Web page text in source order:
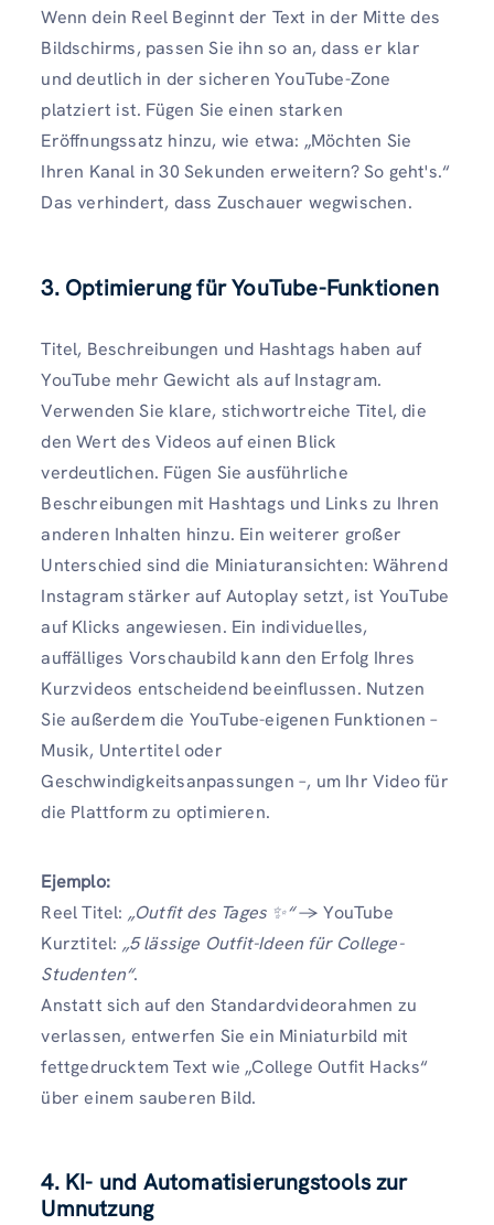
Wenn dein Reel Beginnt der Text in der Mitte des
Bildschirms, passen Sie ihn so an, dass er klar
und deutlich in der sicheren YouTube-Zone
platziert ist. Fügen Sie einen starken
Eröffnungssatz hinzu, wie etwa: „Möchten Sie
Ihren Kanal in 30 Sekunden erweitern? So geht's.“
Das verhindert, dass Zuschauer wegwischen.
3. Optimierung für YouTube-Funktionen
Titel, Beschreibungen und Hashtags haben auf
YouTube mehr Gewicht als auf Instagram.
Verwenden Sie klare, stichwortreiche Titel, die
den Wert des Videos auf einen Blick
verdeutlichen. Fügen Sie ausführliche
Beschreibungen mit Hashtags und Links zu Ihren
anderen Inhalten hinzu. Ein weiterer großer
Unterschied sind die Miniaturansichten: Während
Instagram stärker auf Autoplay setzt, ist YouTube
auf Klicks angewiesen. Ein individuelles,
auffälliges Vorschaubild kann den Erfolg Ihres
Kurzvideos entscheidend beeinflussen. Nutzen
Sie außerdem die YouTube-eigenen Funktionen –
Musik, Untertitel oder
Geschwindigkeitsanpassungen –, um Ihr Video für
die Plattform zu optimieren.
Ejemplo:
Reel Titel: „Outfit des Tages ✨“→ YouTube
Kurztitel: „5 lässige Outfit-Ideen für College-
Studenten“.
Anstatt sich auf den Standardvideorahmen zu
verlassen, entwerfen Sie ein Miniaturbild mit
fettgedrucktem Text wie „College Outfit Hacks“
über einem sauberen Bild.
4. KI- und Automatisierungstools zur
Umnutzung